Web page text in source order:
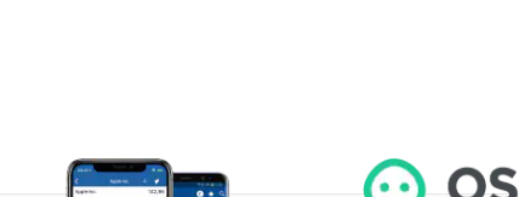
Merck Kaufen